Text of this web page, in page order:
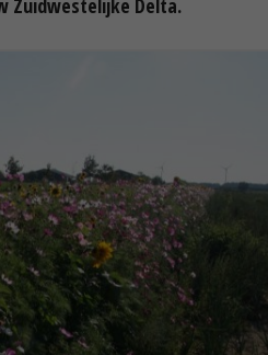
Zuidwestelijke Delta.